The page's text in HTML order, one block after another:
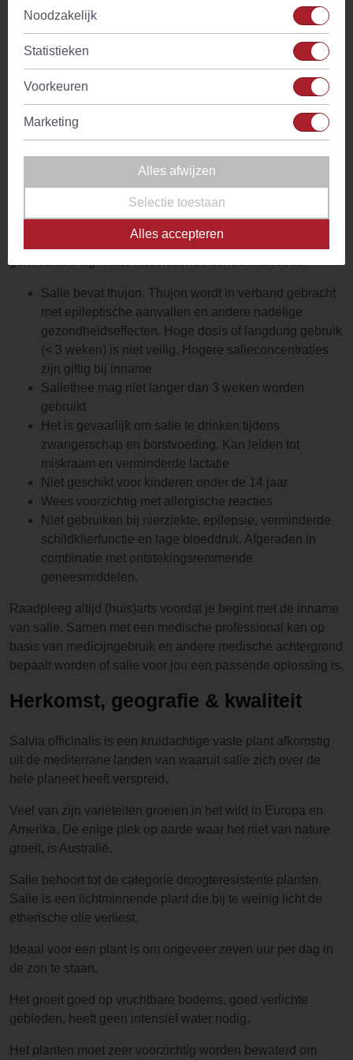
De hoeveelheid actieve inhoudsstoffen die in je saliethee
terecht komen, hangt af van hoe lang je de bladeren laat
trekken.
In het algemeen wordt de hoeveelheid salie in thee en
Nadelen van saliethee
Ondanks de talrijke gezondheidsbevorderende
eigenschappen van salie, heeft het, net als elk ander
Salie bevat thujon. Thujon wordt in verband gebracht
met epileptische aanvallen en andere nadelige
gezondheidseffecten. Hoge dosis of langdurig gebruik
(< 3 weken) is niet veilig. Hogere salieconcentraties
zijn giftig bij inname
Saliethee mag niet langer dan 3 weken worden
gebruikt
Het is gevaarlijk om salie te drinken tijdens
zwangerschap en borstvoeding. Kan leiden tot
miskraam en verminderde lactatie
Niet geschikt voor kinderen onder de 14 jaar
Wees voorzichtig met allergische reacties
Niet gebruiken bij nierziekte, epilepsie, verminderde
schildklierfunctie en lage bloeddruk. Afgeraden in
combinatie met ontstekingsremmende
geneesmiddelen.
Raadpleeg altijd (huis)arts voordat je begint met de inname
van salie. Samen met een medische professional kan op
basis van medicijngebruik en andere medische achtergrond
bepaalt worden of salie voor jou een passende oplossing is.
Herkomst, geografie & kwaliteit
Salvia officinalis is een kruidachtige vaste plant afkomstig
uit de mediterrane landen van waaruit salie zich over de
hele planeet heeft verspreid.
Veel van zijn variëteiten groeien in het wild in Europa en
Amerika. De enige plek op aarde waar het niet van nature
groeit, is Australië.
Salie behoort tot de categorie droogteresistente planten.
Salie is een lichtminnende plant die bij te weinig licht de
etherische olie verliest.
Ideaal voor een plant is om ongeveer zeven uur per dag in
de zon te staan.
Het groeit goed op vruchtbare bodems, goed verlichte
gebieden, heeft geen intensief water nodig.
Het planten moet zeer voorzichtig worden bewaterd om
Noodzakelijk
Statistieken
Voorkeuren
Marketing
Alles afwijzen
Selectie toestaan
Alles accepteren